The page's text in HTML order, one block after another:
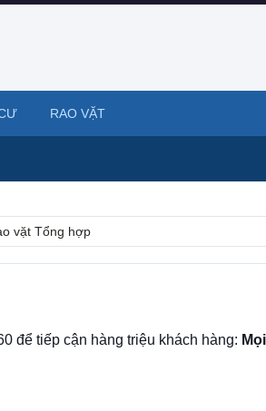
vặt Tổng hợp
để tiếp cận hàng triệu khách hàng:
RAO VẶT